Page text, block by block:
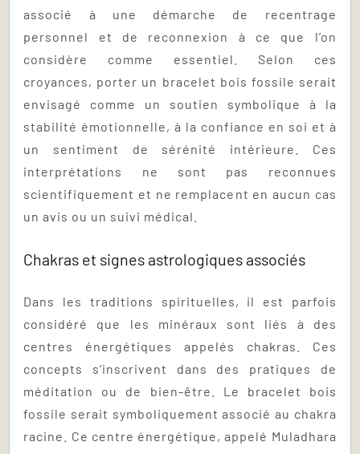
associé à une démarche de recentrage
personnel et de reconnexion à ce que l’on
considère comme essentiel. Selon ces
croyances, porter un bracelet bois fossile serait
envisagé comme un soutien symbolique à la
stabilité émotionnelle, à la confiance en soi et à
un sentiment de sérénité intérieure. Ces
interprétations ne sont pas reconnues
scientifiquement et ne remplacent en aucun cas
un avis ou un suivi médical.
Chakras et signes astrologiques associés
Dans les traditions spirituelles, il est parfois
considéré que les minéraux sont liés à des
centres énergétiques appelés chakras. Ces
concepts s’inscrivent dans des pratiques de
méditation ou de bien-être. Le bracelet bois
fossile serait symboliquement associé au chakra
racine. Ce centre énergétique, appelé Muladhara